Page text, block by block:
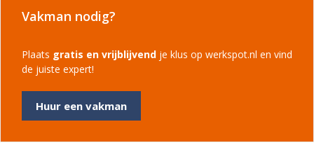
Vakman nodig?
Plaats gratis en vrijblijvend je klus op werkspot.nl en vind
de juiste expert!
Huur een vakman